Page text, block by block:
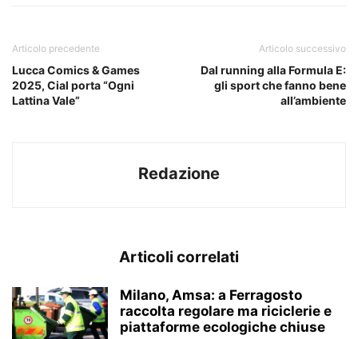
Articolo precedente
Lucca Comics & Games
2025, Cial porta “Ogni
Lattina Vale”
Articolo successivo
Dal running alla Formula E:
gli sport che fanno bene
all’ambiente
Redazione
Articoli correlati
Milano, Amsa: a Ferragosto
raccolta regolare ma riciclerie e
piattaforme ecologiche chiuse